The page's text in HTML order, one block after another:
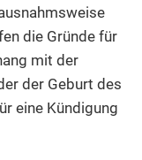
die Gründe für
mit der
der Geburt des
eine Kündigung